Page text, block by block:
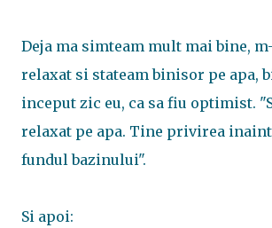
Deja ma simteam mult mai bine,
relaxat si stateam binisor pe apa,
inceput zic eu, ca sa fiu optimist.
relaxat pe apa. Tine privirea
fundul bazinului".
Si apoi: